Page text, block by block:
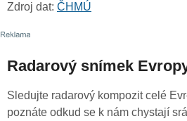
Zdroj dat: ČHMÚ
Radarový snímek
Sledujte radarový kompozit celé
poznáte odkud se k nám chystají